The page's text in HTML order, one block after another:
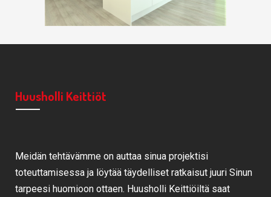
Huusholli Keittiöt
Meidän tehtävämme on auttaa sinua projektisi
toteuttamisessa ja löytää täydelliset ratkaisut juuri Sinun
tarpeesi huomioon ottaen. Huusholli Keittiöiltä saat